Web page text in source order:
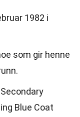
1982 i
som gir henne
Blue Coat